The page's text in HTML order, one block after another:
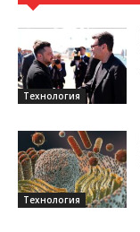
Технология
Технология